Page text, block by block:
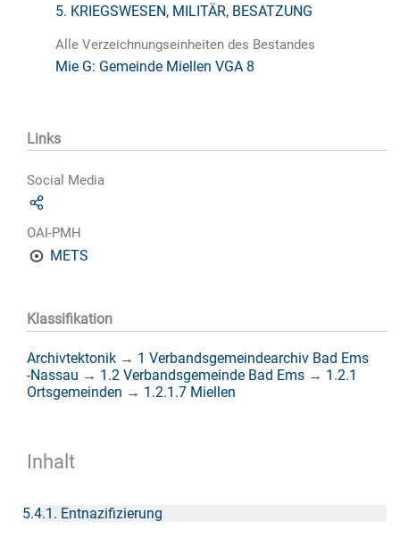
5. KRIEGSWESEN, MILITÄR, BESATZUNG
Alle Verzeichnungseinheiten des Bestandes
Mie G: Gemeinde Miellen VGA 8
Links
Social Media
OAI-PMH
METS
Klassifikation
Archivtektonik → 1 Verbandsgemeindearchiv Bad Ems
-Nassau → 1.2 Verbandsgemeinde Bad Ems → 1.2.1
Ortsgemeinden → 1.2.1.7 Miellen
Inhalt
5.4.1. Entnazifizierung